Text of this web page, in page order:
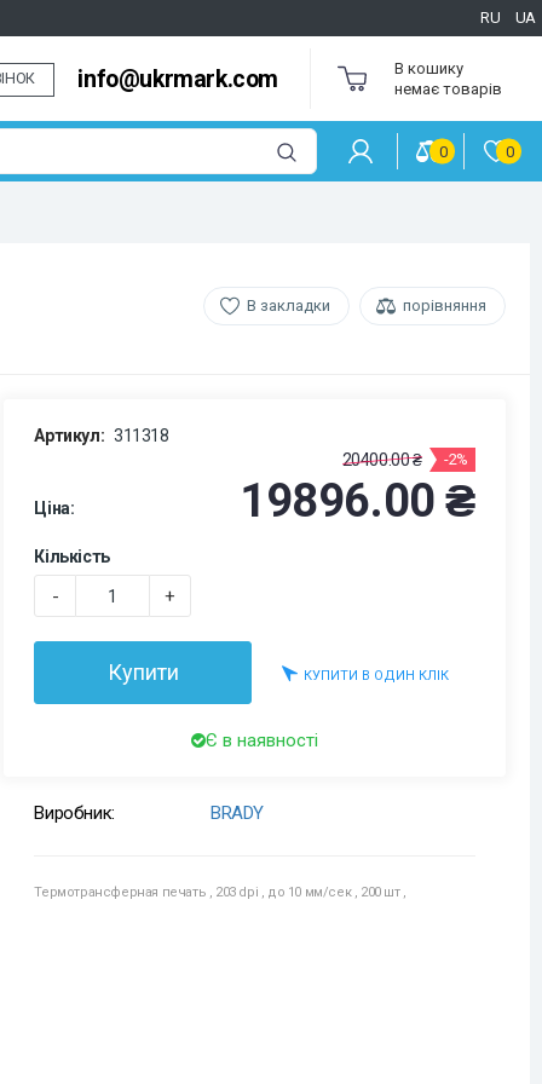
RU UA
info@ukrmark.com
В кошику
немає товарів
0 0
В закладки порівняння
Артикул: 311318
Ціна:
20400.00 ₴ -2%
19896.00 ₴
Кількість
- +
Купити КУПИТИ В ОДИН КЛІК
Є в наявності
Виробник: BRADY
Термотрансферная печать , 203 dpi , до 10 мм/сек , 200 шт ,